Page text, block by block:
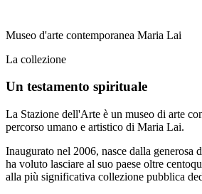
Museo d'arte contemporanea Maria Lai
La collezione
Un testamento spirituale
La Stazione dell'Arte è un museo di arte
percorso umano e artistico di Maria Lai.
Inaugurato nel 2006, nasce dalla generosa
ha voluto lasciare al suo paese oltre
alla più significativa collezione pubblica